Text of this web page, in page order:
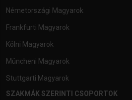
Németországi Magyarok
Frankfurti Magyarok
Kölni Magyarok
Müncheni Magyarok
Stuttgarti Magyarok
SZAKMÁK SZERINTI CSOPORTOK